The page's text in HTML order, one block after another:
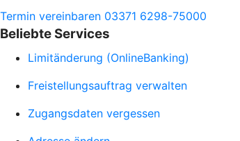
Termin vereinbaren 03371 6298-75000
Beliebte Services
Limitänderung (OnlineBanking)
Freistellungsauftrag verwalten
Zugangsdaten vergessen